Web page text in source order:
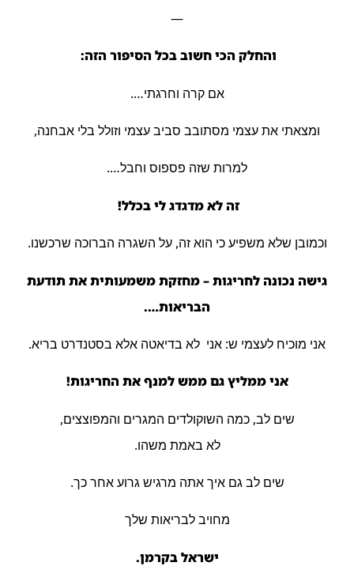
—
והחלק הכי חשוב בכל הסיפור הזה:
אם קרה וחרגתי….
ומצאתי את עצמי מסתובב סביב עצמי וזולל בלי אבחנה,
למרות שזה פספוס וחבל….
זה לא מדגדג לי בכלל!
וכמובן שלא משפיע כי הוא זה, על השגרה הברוכה שרכשנו.
גישה נכונה לחריגות – מחזקת משמעותית את תודעת
הבריאות….
אני מוכיח לעצמי ש: אני לא בדיאטה אלא בסטנדרט בריא.
אני ממליץ גם ממש למנף את החריגות!
שים לב, כמה השוקולדים המגרים והמפוצצים,
לא באמת משהו.
שים לב גם איך אתה מרגיש גרוע אחר כך.
מחויב לבריאות שלך
ישראל בקרמן.